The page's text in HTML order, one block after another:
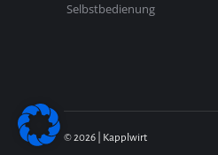
Selbstbedienung
© 2026 | Kapplwirt